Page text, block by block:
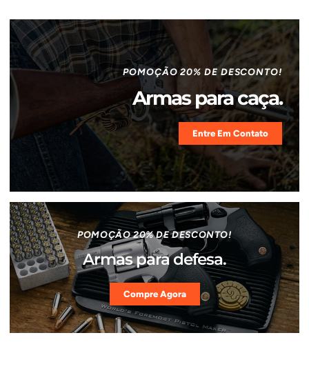
POMOÇÃO 20% DE DESCONTO!
Armas para caça.
Entre Em Contato
POMOÇÃO 20% DE DESCONTO!
Armas para defesa.
Compre Agora